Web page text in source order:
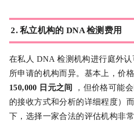
2.私立机构的 DNA 检测费用
在私人 DNA 检测机构进行庭外
所申请的机构而异。基本上，价
150,000 日元之间
，但价格可能
的接收方式和分析的详细程度）
下，选择一家合法的评估机构非常